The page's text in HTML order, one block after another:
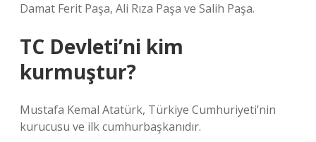
Damat Ferit Paşa, Ali Rıza Paşa ve Salih Paşa.
TC Devleti’ni kim
kurmuştur?
Mustafa Kemal Atatürk, Türkiye Cumhuriyeti’nin
kurucusu ve ilk cumhurbaşkanıdır.